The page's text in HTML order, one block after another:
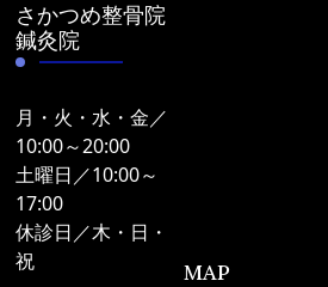
さかつめ整骨院
鍼灸院
月・火・水・金／
10:00～20:00
土曜日／10:00～
17:00
休診日／木・日・
祝
MAP